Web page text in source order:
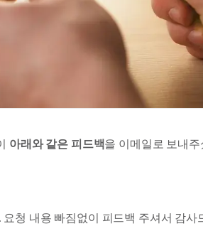
아래와 같은 피드백을 이메일로 보내
청 내용 빠짐없이 피드백 주셔서 감사